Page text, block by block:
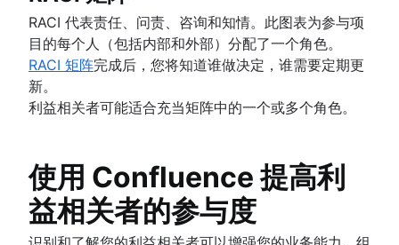
RACI 代表责任、问责、咨询和知情。此图表为参与项
目的每个人（包括内部和外部）分配了一个角色。
RACI 矩阵完成后，您将知道谁做决定，谁需要定期更
新。
利益相关者可能适合充当矩阵中的一个或多个角色。
使用 Confluence 提高利
益相关者的参与度